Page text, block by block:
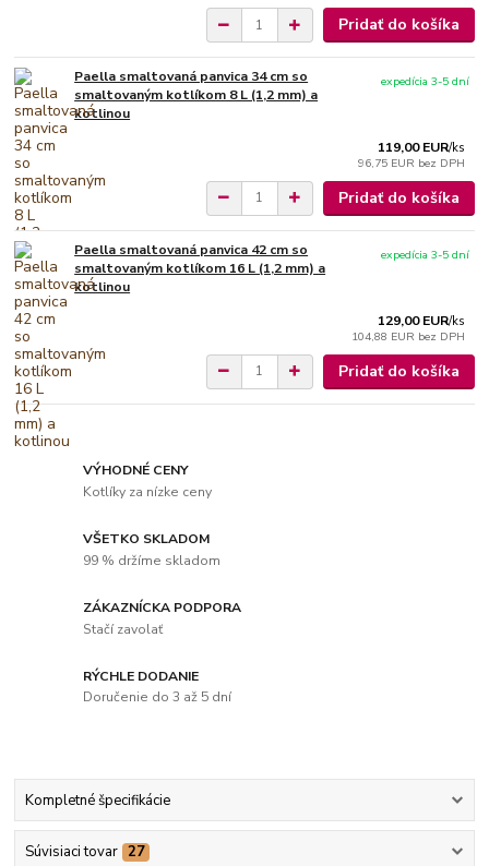
Pridať do košíka
Paella smaltovaná panvica 34 cm so
smaltovaným kotlíkom 8 L (1,2 mm) a
kotlinou
119,00 EUR/ks
96,75 EUR bez DPH
expedícia 3-5 dní
Pridať do košíka
Paella smaltovaná panvica 42 cm so
smaltovaným kotlíkom 16 L (1,2 mm) a
kotlinou
129,00 EUR/ks
104,88 EUR bez DPH
expedícia 3-5 dní
Pridať do košíka
VÝHODNÉ CENY
Kotlíky za nízke ceny
VŠETKO SKLADOM
99 % držíme skladom
ZÁKAZNÍCKA PODPORA
Stačí zavolať
RÝCHLE DODANIE
Doručenie do 3 až 5 dní
Kompletné špecifikácie
Súvisiaci tovar 27